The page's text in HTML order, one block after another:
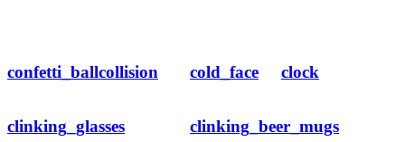
confetti_ballcollision cold_face clock
clinking_glasses clinking_beer_mugs